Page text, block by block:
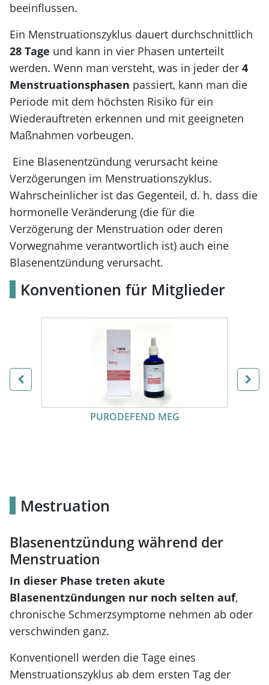
beeinflussen.
Ein Menstruationszyklus dauert durchschnittlich
28 Tage und kann in vier Phasen unterteilt
werden. Wenn man versteht, was in jeder der 4
Menstruationsphasen passiert, kann man die
Periode mit dem höchsten Risiko für ein
Wiederauftreten erkennen und mit geeigneten
Maßnahmen vorbeugen.
Eine Blasenentzündung verursacht keine
Verzögerungen im Menstruationszyklus.
Wahrscheinlicher ist das Gegenteil, d. h. dass die
hormonelle Veränderung (die für die
Verzögerung der Menstruation oder deren
Vorwegnahme verantwortlich ist) auch eine
Blasenentzündung verursacht.
Konventionen für Mitglieder
PURODEFEND MEG
Mestruation
Blasenentzündung während der
Menstruation
In dieser Phase treten akute
Blasenentzündungen nur noch selten auf,
chronische Schmerzsymptome nehmen ab oder
verschwinden ganz.
Konventionell werden die Tage eines
Menstruationszyklus ab dem ersten Tag der